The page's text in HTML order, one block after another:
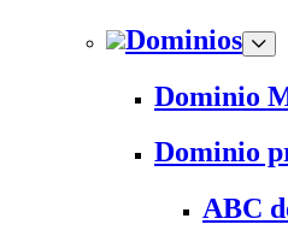
Dominios
Dominio
Dominio
ABC